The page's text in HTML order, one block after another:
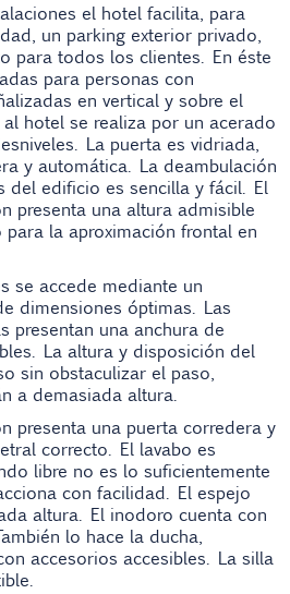
el hotel facilita, para
un parking exterior privado,
para todos los clientes. En éste
para personas con
en vertical y sobre el
hotel se realiza por un acerado
La puerta es vidriada,
y automática. La deambulación
del edificio es sencilla y fácil. El
presenta una altura admisible
la aproximación frontal en
se accede mediante un
dimensiones óptimas. Las
presentan una anchura de
La altura y disposición del
sin obstaculizar el paso,
a demasiada altura.
presenta una puerta corredera y
correcto. El lavabo es
libre no es lo suficientemente
con facilidad. El espejo
altura. El inodoro cuenta con
lo hace la ducha,
accesorios accesibles. La silla